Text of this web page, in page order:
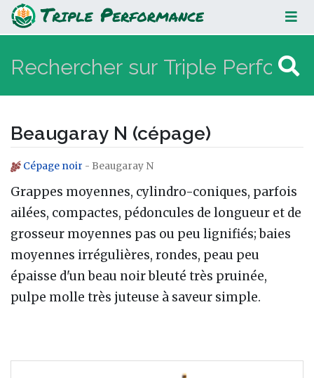
Beaugaray N (cépage)
Beaugaray N (cépage)
Aller à :navigation,rechercher
Cépage noir - Beaugaray N
Grappes moyennes, cylindro-coniques, parfois
ailées, compactes, pédoncules de longueur et de
grosseur moyennes pas ou peu lignifiés; baies
moyennes irrégulières, rondes, peau peu
épaisse d'un beau noir bleuté très pruinée,
pulpe molle très juteuse à saveur simple.